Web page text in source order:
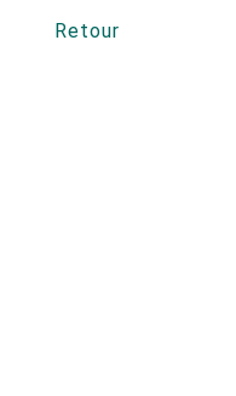
Retour